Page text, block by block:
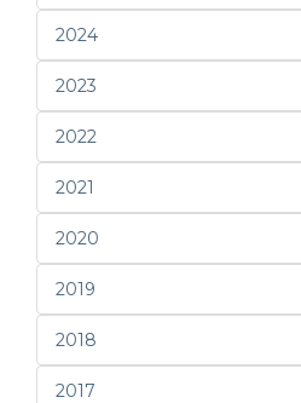
2024
2023
2022
2021
2020
2019
2018
2017